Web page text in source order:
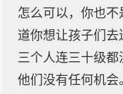
怎么可以，你也
道你想让孩子们
三个人连三十级都
他们没有任何机会